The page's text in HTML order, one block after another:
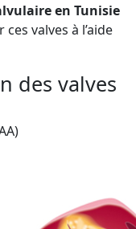
en Tunisie
valves à l’aide
des valves